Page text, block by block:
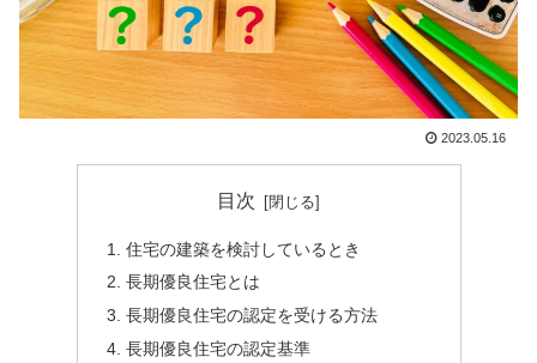
2023.05.16
目次
住宅の建築を検討しているとき
長期優良住宅とは
長期優良住宅の認定を受ける方法
長期優良住宅の認定基準